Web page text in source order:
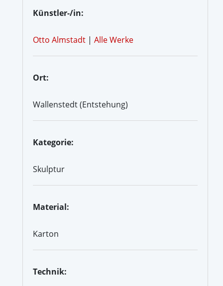
Künstler-/in:
Otto Almstadt | Alle Werke
Ort:
Wallenstedt (Entstehung)
Kategorie:
Skulptur
Material:
Karton
Technik: